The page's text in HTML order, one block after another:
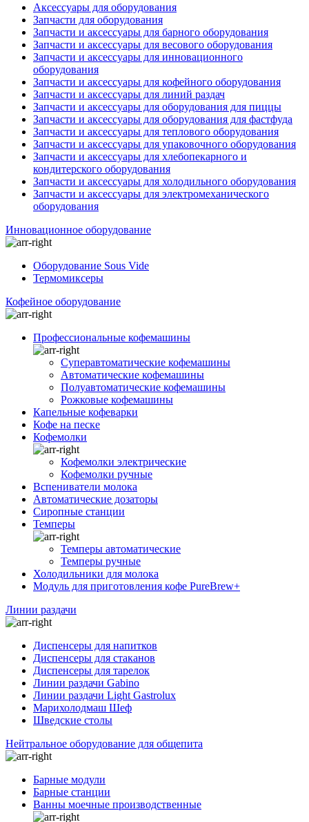
Аксессуары для оборудования
Запчасти для оборудования
Запчасти и аксессуары для барного оборудования
Запчасти и аксессуары для весового оборудования
Запчасти и аксессуары для инновационного
оборудования
Запчасти и аксессуары для кофейного оборудования
Запчасти и аксессуары для линий раздач
Запчасти и аксессуары для оборудования для пиццы
Запчасти и аксессуары для оборудования для фастфуда
Запчасти и аксессуары для теплового оборудования
Запчасти и аксессуары для упаковочного оборудования
Запчасти и аксессуары для хлебопекарного и
кондитерского оборудования
Запчасти и аксессуары для холодильного оборудования
Запчасти и аксессуары для электромеханического
оборудования
Инновационное оборудование
Оборудование Sous Vide
Термомиксеры
Кофейное оборудование
Профессиональные кофемашины
Суперавтоматические кофемашины
Автоматические кофемашины
Полуавтоматические кофемашины
Рожковые кофемашины
Капельные кофеварки
Кофе на песке
Кофемолки
Кофемолки электрические
Кофемолки ручные
Вспениватели молока
Автоматические дозаторы
Сиропные станции
Темперы
Темперы автоматические
Темперы ручные
Холодильники для молока
Модуль для приготовления кофе PureBrew+
Линии раздачи
Диспенсеры для напитков
Диспенсеры для стаканов
Диспенсеры для тарелок
Линии раздачи Gabino
Линии раздачи Light Gastrolux
Марихолодмаш Шеф
Шведские столы
Нейтральное оборудование для общепита
Барные модули
Барные станции
Ванны моечные производственные